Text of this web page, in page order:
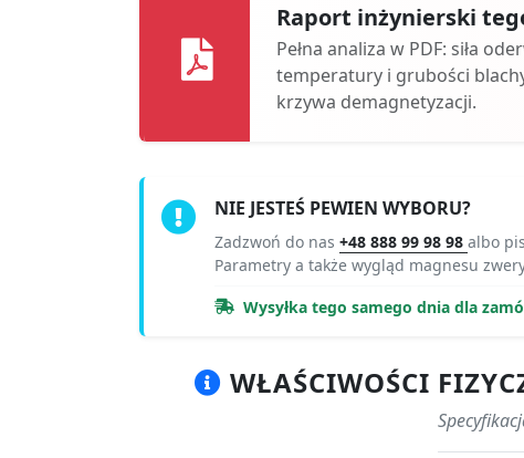
Raport inżynierski
Pełna analiza w PDF: siła
temperatury i grubości
krzywa demagnetyzacji.
NIE JESTEŚ PEWIEN WYBORU?
Zadzwoń do nas +48 888 99 98 98 albo
Parametry a także wygląd magnesu
Wysyłka tego samego dnia dla
WŁAŚCIWOŚCI